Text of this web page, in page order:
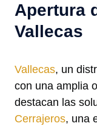
Apertura
Vallecas
Vallecas, un
con una amplia
destacan las
Cerrajeros, una